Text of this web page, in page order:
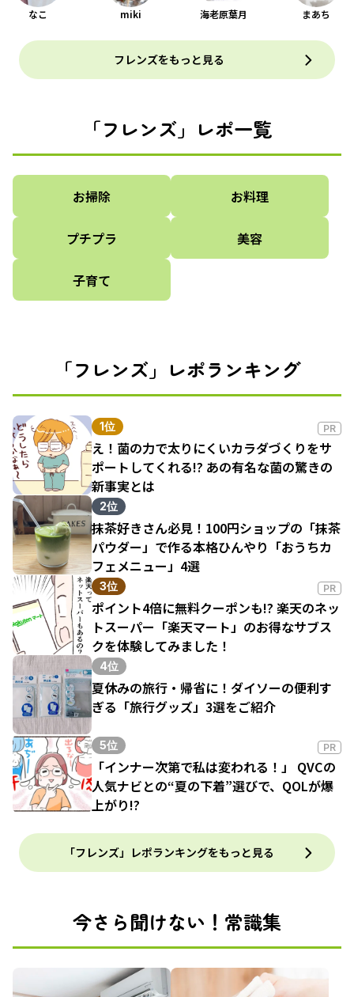
なこ miki 海老原葉月 まあち
フレンズをもっと見る
「フレンズ」レポ一覧
お掃除 お料理
プチプラ 美容
子育て
「フレンズ」レポランキング
1位 PR
え！菌の力で太りにくいカラダづくりをサ
ポートしてくれる!? あの有名な菌の驚きの
新事実とは
2位
抹茶好きさん必見！100円ショップの「抹茶
パウダー」で作る本格ひんやり「おうちカ
フェメニュー」4選
3位 PR
ポイント4倍に無料クーポンも!? 楽天のネッ
トスーパー「楽天マート」のお得なサブス
クを体験してみました！
4位
夏休みの旅行・帰省に！ダイソーの便利す
ぎる「旅行グッズ」3選をご紹介
5位 PR
「インナー次第で私は変われる！」 QVCの
人気ナビとの“夏の下着”選びで、QOLが爆
上がり!?
「フレンズ」レポランキングをもっと見る
今さら聞けない！常識集